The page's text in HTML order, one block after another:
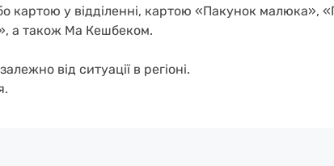
картою у відділенні, картою «Пакунок малюка»,
а також Ма Кешбеком.
від ситуації в регіоні.